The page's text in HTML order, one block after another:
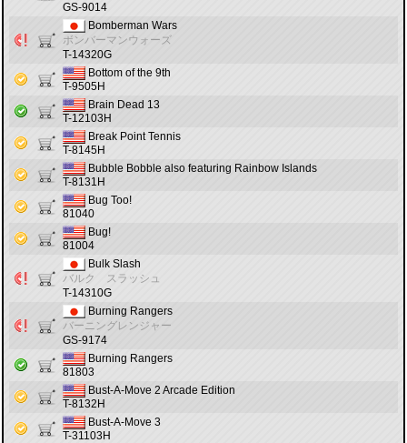
GS-9014
Bomberman Wars
ボンバーマンウォーズ
T-14320G
Bottom of the 9th
T-9505H
Brain Dead 13
T-12103H
Break Point Tennis
T-8145H
Bubble Bobble also featuring Rainbow Islands
T-8131H
Bug Too!
81040
Bug!
81004
Bulk Slash
バルク スラッシュ
T-14310G
Burning Rangers
バーニングレンジャー
GS-9174
Burning Rangers
81803
Bust-A-Move 2 Arcade Edition
T-8132H
Bust-A-Move 3
T-31103H